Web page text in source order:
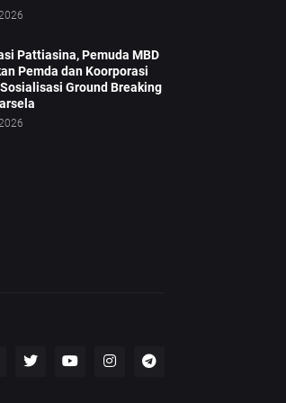
Pattiasina, Pemuda MBD
Pemda dan Koorporasi
Ground Breaking